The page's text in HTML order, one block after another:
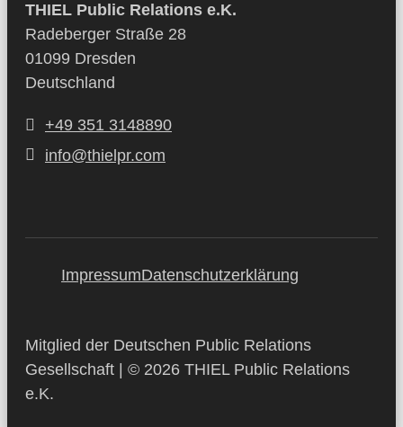
THIEL Public Relations e.K.
Radeberger Straße 28
01099 Dresden
Deutschland
+49 351 3148890
info@thielpr.com
ImpressumDatenschutzerklärung
Mitglied der Deutschen Public Relations
Gesellschaft | © 2026 THIEL Public Relations
e.K.